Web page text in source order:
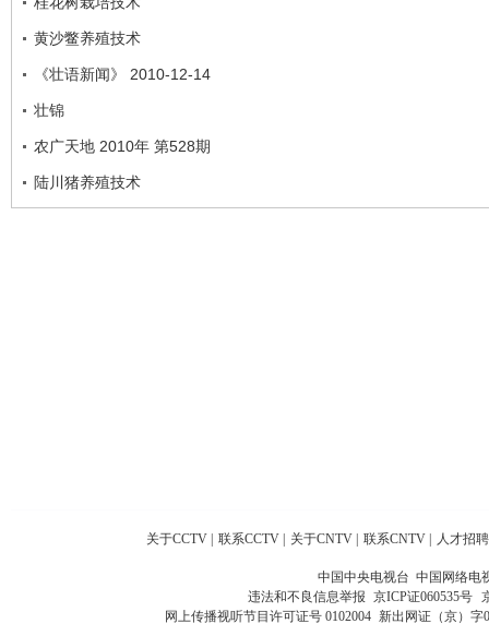
黄沙鳖养殖技术
《壮语新闻》 2010-12-14
壮锦
农广天地 2010年 第528期
陆川猪养殖技术
关于CCTV 联系CCTV 关于CNTV 联系CNTV 人才招聘
中国中央电视台 中国网络电
违法和不良信息举报 京ICP证060535号
网上传播视听节目许可证号 0102004 新出网证（京）